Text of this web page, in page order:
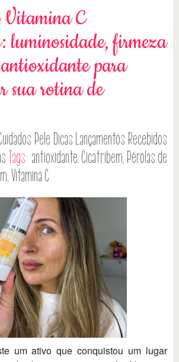
Vitamina C
luminosidade, firmeza
para
sua rotina de
Pele Dicas Lançamentos Recebidos
Tags: antioxidante, Cicatribem, Pérolas de
,Vitamina C
um ativo que conquistou um lugar